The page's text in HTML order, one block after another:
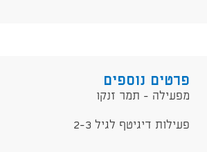
פרטים נוספים
מפעילה - תמר זנקו
פעילות דיגיטף לגיל 2-3